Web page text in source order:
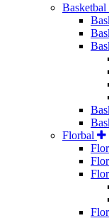
Basketbal
Florbal